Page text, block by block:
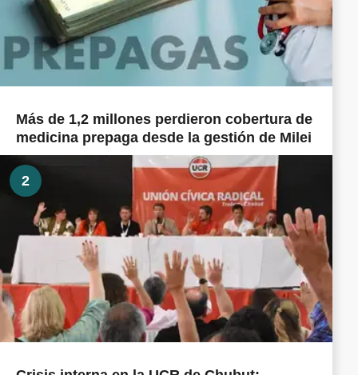
Más de 1,2 millones perdieron cobertura de
medicina prepaga desde la gestión de Milei
2